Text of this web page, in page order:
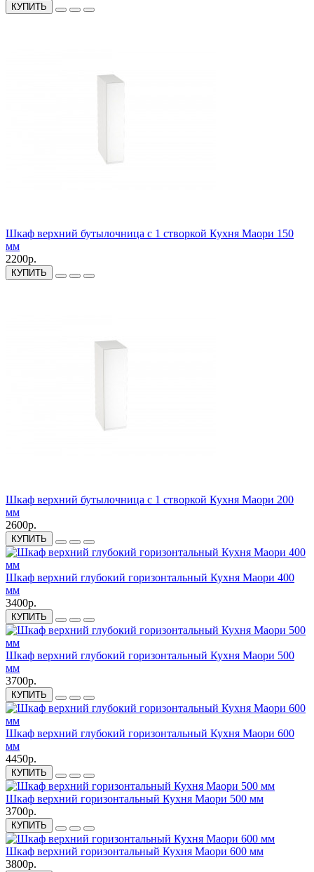
КУПИТЬ
Шкаф верхний бутылочница с 1 створкой Кухня Маори 150
мм
2200р.
КУПИТЬ
Шкаф верхний бутылочница с 1 створкой Кухня Маори 200
мм
2600р.
КУПИТЬ
Шкаф верхний глубокий горизонтальный Кухня Маори 400
мм
3400р.
КУПИТЬ
Шкаф верхний глубокий горизонтальный Кухня Маори 500
мм
3700р.
КУПИТЬ
Шкаф верхний глубокий горизонтальный Кухня Маори 600
мм
4450р.
КУПИТЬ
Шкаф верхний горизонтальный Кухня Маори 500 мм
3700р.
КУПИТЬ
Шкаф верхний горизонтальный Кухня Маори 600 мм
3800р.